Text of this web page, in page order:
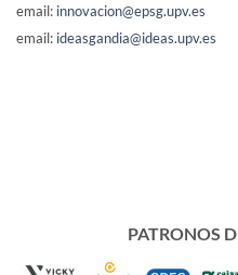
email: innovacion@epsg.upv.es
email: ideasgandia@ideas.upv.es
PATRONOS